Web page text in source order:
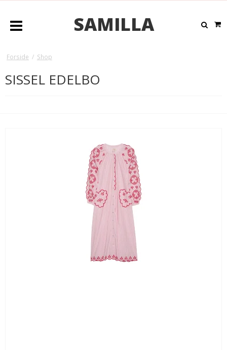
SAMILLA
Forside / Shop
SISSEL EDELBO